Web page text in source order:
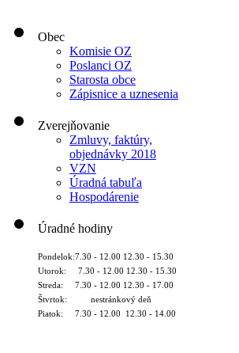
Obec
Komisie OZ
Poslanci OZ
Starosta obce
Zápisnice a uznesenia
Zverejňovanie
Zmluvy, faktúry,
objednávky 2018
VZN
Úradná tabuľa
Hospodárenie
Úradné hodiny
Pondelok:7.30 - 12.00 12.30 - 15.30
Utorok: 7.30 - 12.00 12.30 - 15.30
Streda: 7.30 - 12.00 12.30 - 17.00
Štvrtok: nestránkový deň
Piatok: 7.30 - 12.00 12.30 - 14.00